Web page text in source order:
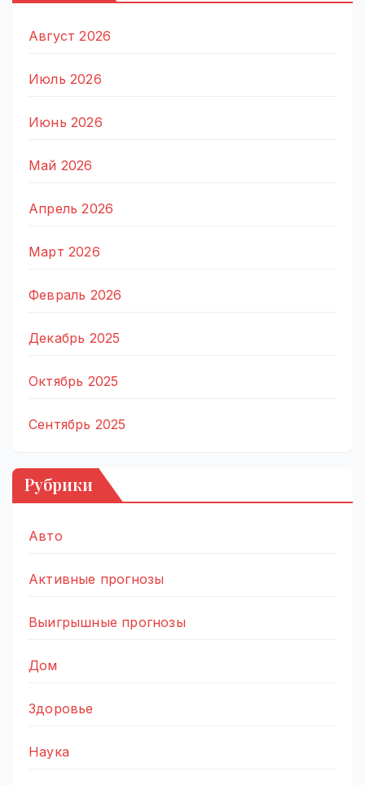
Август 2026
Июль 2026
Июнь 2026
Май 2026
Апрель 2026
Март 2026
Февраль 2026
Декабрь 2025
Октябрь 2025
Сентябрь 2025
Рубрики
Авто
Активные прогнозы
Выигрышные прогнозы
Дом
Здоровье
Наука